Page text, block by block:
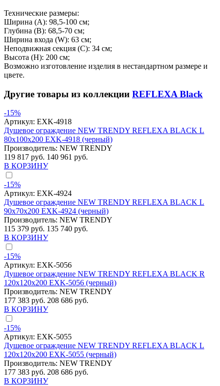
Технические размеры:
Ширина (A): 98,5-100 см;
Глубина (B): 68,5-70 см;
Ширина входа (W): 63 см;
Неподвижная секция (С): 34 см;
Высота (H): 200 см;
Возможно изготовление изделия в нестандартном размере и
цвете.
Другие товары из коллекции REFLEXA Black
-15%
Артикул: EXK-4918
Душевое ограждение NEW TRENDY REFLEXA BLACK L
80x100x200 EXK-4918 (черный)
Производитель: NEW TRENDY
119 817 руб. 140 961 руб.
В КОРЗИНУ
-15%
Артикул: EXK-4924
Душевое ограждение NEW TRENDY REFLEXA BLACK L
90x70x200 EXK-4924 (черный)
Производитель: NEW TRENDY
115 379 руб. 135 740 руб.
В КОРЗИНУ
-15%
Артикул: EXK-5056
Душевое ограждение NEW TRENDY REFLEXA BLACK R
120x120x200 EXK-5056 (черный)
Производитель: NEW TRENDY
177 383 руб. 208 686 руб.
В КОРЗИНУ
-15%
Артикул: EXK-5055
Душевое ограждение NEW TRENDY REFLEXA BLACK L
120x120x200 EXK-5055 (черный)
Производитель: NEW TRENDY
177 383 руб. 208 686 руб.
В КОРЗИНУ